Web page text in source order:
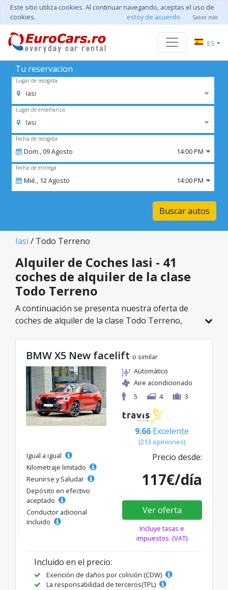
Este sitio utiliza cookies. Al continuar navegando, aceptas el uso de
cookies.
estoy de acuerdo Saber más
ES
Tu reservacion
Lugar de recogida
Iasi
Lugar de enseñanza
Iasi
Fecha de recogida
Dom.,09Agosto 14:00 PM
Fecha de entrega
Mié., 12Agosto 14:00 PM
Buscar autos
Iasi / Todo Terreno
Alquiler de Coches Iasi - 41
coches de alquiler de la clase
Todo Terreno
A continuación se presenta nuestra oferta de
coches de alquiler de la clase Todo Terreno,
la categoría seleccionada, con tarifas excelentes
desde solo 26€/día.
BMW X5 New facelift o similar
Automático
Aire acondicionado
5
4 3
9.66 Excelente
(213 opiniones)
Igual a igual
Kilometraje limitado
Reunirse y Saludar
Depósito en efectivo
aceptado
Conductor adicional
incluido
Precio desde:
117€/día
Ver oferta
Incluye tasas e
impuestos. (VAT)
Incluido en el precio:
Exención de daños por colisión (CDW)
La responsabilidad de terceros(TPL)